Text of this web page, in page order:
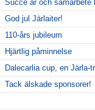
Succé år och samarbete
God jul Järlaiter!
110-års jubileum
Hjärtlig påminnelse
Dalecarlia cup, en Järla-
Tack älskade sponsorer!